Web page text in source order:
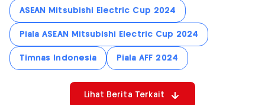
ASEAN Mitsubishi Electric Cup 2024
Piala ASEAN Mitsubishi Electric Cup 2024
Timnas Indonesia Piala AFF 2024
Lihat Berita Terkait